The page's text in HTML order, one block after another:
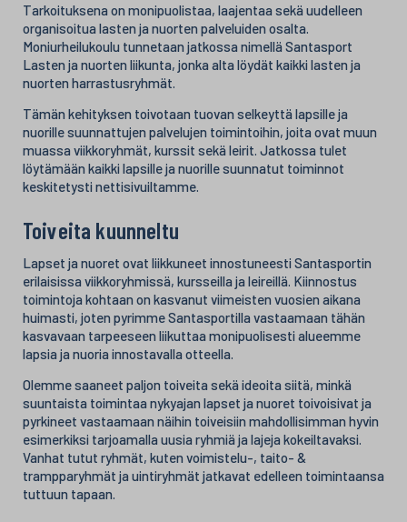
Tarkoituksena on monipuolistaa, laajentaa sekä uudelleen
organisoitua lasten ja nuorten palveluiden osalta.
Moniurheilukoulu tunnetaan jatkossa nimellä Santasport
Lasten ja nuorten liikunta, jonka alta löydät kaikki lasten ja
nuorten harrastusryhmät.
Tämän kehityksen toivotaan tuovan selkeyttä lapsille ja
nuorille suunnattujen palvelujen toimintoihin, joita ovat muun
muassa viikkoryhmät, kurssit sekä leirit. Jatkossa tulet
löytämään kaikki lapsille ja nuorille suunnatut toiminnot
keskitetysti nettisivuiltamme.
Toiveita kuunneltu
Lapset ja nuoret ovat liikkuneet innostuneesti Santasportin
erilaisissa viikkoryhmissä, kursseilla ja leireillä. Kiinnostus
toimintoja kohtaan on kasvanut viimeisten vuosien aikana
huimasti, joten pyrimme Santasportilla vastaamaan tähän
kasvavaan tarpeeseen liikuttaa monipuolisesti alueemme
lapsia ja nuoria innostavalla otteella.
Olemme saaneet paljon toiveita sekä ideoita siitä, minkä
suuntaista toimintaa nykyajan lapset ja nuoret toivoisivat ja
pyrkineet vastaamaan näihin toiveisiin mahdollisimman hyvin
esimerkiksi tarjoamalla uusia ryhmiä ja lajeja kokeiltavaksi.
Vanhat tutut ryhmät, kuten voimistelu-, taito- &
trampparyhmät ja uintiryhmät jatkavat edelleen toimintaansa
tuttuun tapaan.